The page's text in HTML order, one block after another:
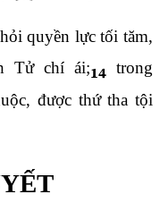
quyền lực tối tăm,
Tử chí ái;14 trong
được thứ tha tội